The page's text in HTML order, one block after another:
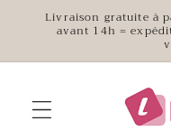
passer
contenu
Livraison gratuite à
avant 14h =